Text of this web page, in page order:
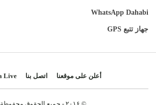
WhatsApp Dahabi
جهاز تتبع GPS
أعلن على موقعنا اتصل بنا Live